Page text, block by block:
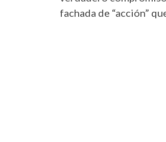
fachada de “acción”